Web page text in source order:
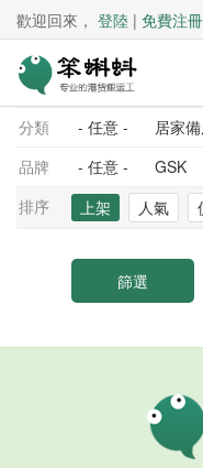
歡迎回來， 登陸 | 免費注冊
分類 - 任意 - 居家
品牌
- 任意 - GSK
排序
上架 人氣